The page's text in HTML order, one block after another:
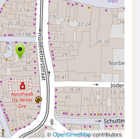
©OpenStreetMapcontributors